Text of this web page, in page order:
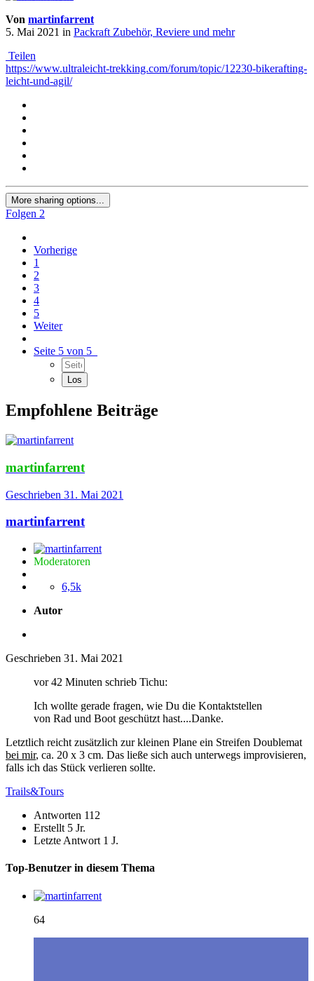
Von martinfarrent
5. Mai 2021 in Packraft Zubehör, Reviere und mehr
Teilen
https://www.ultraleicht-trekking.com/forum/topic/12230-bikerafting-
leicht-und-agil/
More sharing options...
Folgen 2
Vorherige
1
2
3
4
5
Weiter
Seite 5 von 5
Empfohlene Beiträge
martinfarrent
Geschrieben 31. Mai 2021
martinfarrent
Moderatoren
6,5k
Autor
Geschrieben 31. Mai 2021
vor 42 Minuten schrieb Tichu:
Ich wollte gerade fragen, wie Du die Kontaktstellen
von Rad und Boot geschützt hast....Danke.
Letztlich reicht zusätzlich zur kleinen Plane ein Streifen Doublemat
bei mir, ca. 20 x 3 cm. Das ließe sich auch unterwegs improvisieren,
falls ich das Stück verlieren sollte.
Trails&Tours
Antworten 112
Erstellt 5 Jr.
Letzte Antwort 1 J.
Top-Benutzer in diesem Thema
64